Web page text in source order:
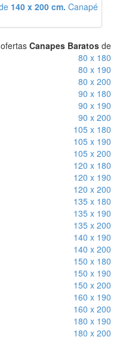
140 x 200 cm. Canapé
Canapes Baratos de
80 x 180
80 x 190
80 x 200
90 x 180
90 x 190
90 x 200
105 x 180
105 x 190
105 x 200
120 x 180
120 x 190
120 x 200
135 x 180
135 x 190
135 x 200
140 x 190
140 x 200
150 x 180
150 x 190
150 x 200
160 x 190
160 x 200
180 x 190
180 x 200